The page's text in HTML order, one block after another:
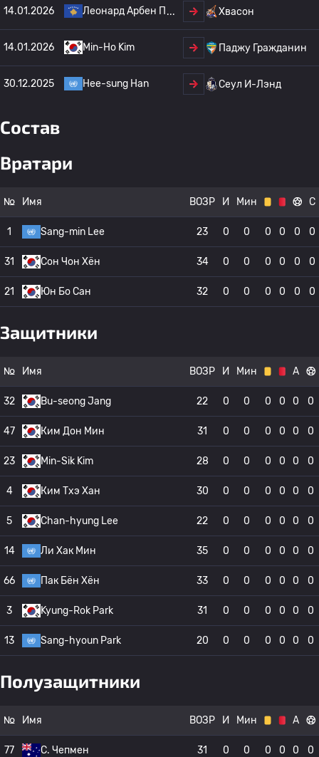
14.01.2026 Леонард Арбен П Хвасон
14.01.2026 Min-Ho Kim Паджу Гражданин
30.12.2025 Hee-sung Han Сеул И-Лэнд
Состав
Вратари
№ Имя ВОЗР И Мин С
1 Sang-min Lee 23 0 0 0 0 0 0
31 Сон Чон Хён 34 0 0 0 0 0 0
21 Юн Бо Сан 32 0 0 0 0 0 0
Защитники
№ Имя ВОЗР И Мин А
32 Bu-seong Jang 22 0 0 0 0 0 0
47 Ким Дон Мин 31 0 0 0 0 0 0
23 Min-Sik Kim 28 0 0 0 0 0 0
4 Ким Тхэ Хан 30 0 0 0 0 0 0
5 Chan-hyung Lee 22 0 0 0 0 0 0
14 Ли Хак Мин 35 0 0 0 0 0 0
66 Пак Бён Хён 33 0 0 0 0 0 0
3 Kyung-Rok Park 31 0 0 0 0 0 0
13 Sang-hyoun Park 20 0 0 0 0 0 0
Полузащитники
№ Имя ВОЗР И Мин А
77 C. Чепмен 31 0 0 0 0 0 0